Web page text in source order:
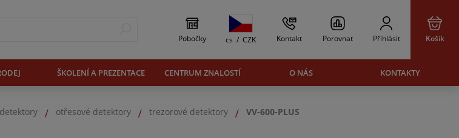
Pobočky cs / CZK Kontakt Porovnat Přihlásit Košík
ŠKOLENÍ A PREZENTACE CENTRUM ZNALOSTÍ O NÁS KONTAKTY
otřesové detektory trezorové detektory VV-600-PLUS